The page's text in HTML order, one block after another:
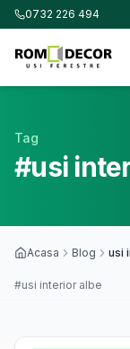
0732 226 494
Tag
#usi
Acasa Blog usi
#usi interior albe